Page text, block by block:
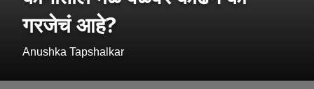
गरजेचं आहे?
Anushka Tapshalkar